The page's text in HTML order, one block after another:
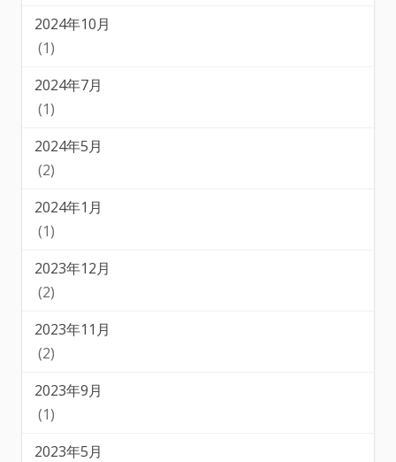
2024年10月
(1)
2024年7月
(1)
2024年5月
(2)
2024年1月
(1)
2023年12月
(2)
2023年11月
(2)
2023年9月
(1)
2023年5月